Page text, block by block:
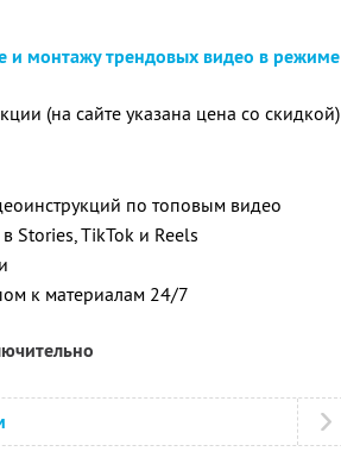
и монтажу трендовых видео в режиме
(на сайте указана цена со скидкой)
по топовым видео
Stories, TikTok и Reels
к материалам 24/7